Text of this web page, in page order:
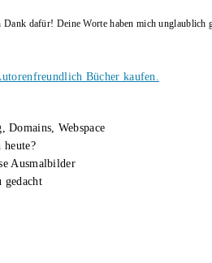
dafür! Deine Worte haben mich unglaublich
Domains, Webspace
heute?
Ausmalbilder
gedacht